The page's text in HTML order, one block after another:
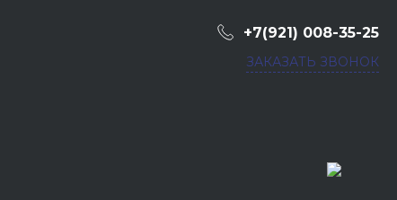
+7(921) 008-35-25
ЗАКАЗАТЬ ЗВОНОК